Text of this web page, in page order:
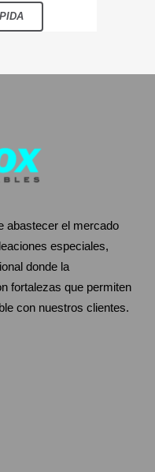
abastecer el mercado
especiales,
donde la
fortalezas que permiten
con nuestros clientes.